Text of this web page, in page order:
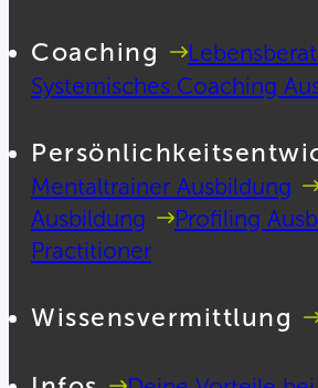
Coaching
Systemisches Coaching
Mentaltrainer Ausbildung
Ausbildung
Profiling
Practitioner
Wissensvermittlung